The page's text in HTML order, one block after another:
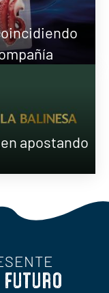
apostando